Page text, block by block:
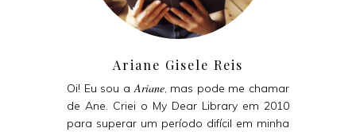
Ariane Gisele Reis
Oi! Eu sou aAriane, mas pode me chamar
de Ane. Criei o My Dear Library em 2010
para superar um período difícil em minha